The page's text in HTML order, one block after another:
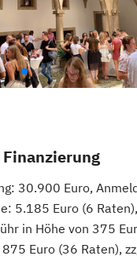
30.900 Euro,
5.185 Euro (6
in Höhe von 375
Euro (36 Raten),